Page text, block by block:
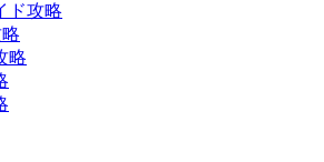
ド攻略
略